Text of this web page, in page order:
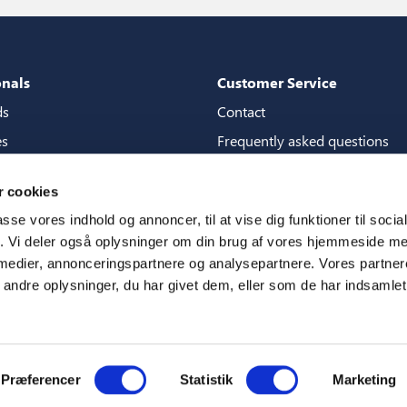
cookies
vores indhold og annoncer, til at vise dig funktioner til
deler også oplysninger om din brug af vores hjemmeside
annonceringspartnere og analysepartnere. Vores
oplysninger, du har givet dem, eller som de har
Præferencer Statistik Marketing
guide
Customer Service
Contact
Frequently asked questions
CSR